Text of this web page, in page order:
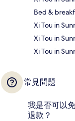
Bed &
Xi Tou in
Xi Tou in
Xi Tou in
常見問題
我是否可以
退款？